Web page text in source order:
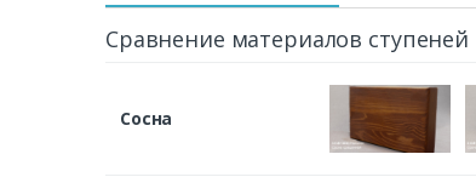
Сравнение материалов ступеней
Сосна